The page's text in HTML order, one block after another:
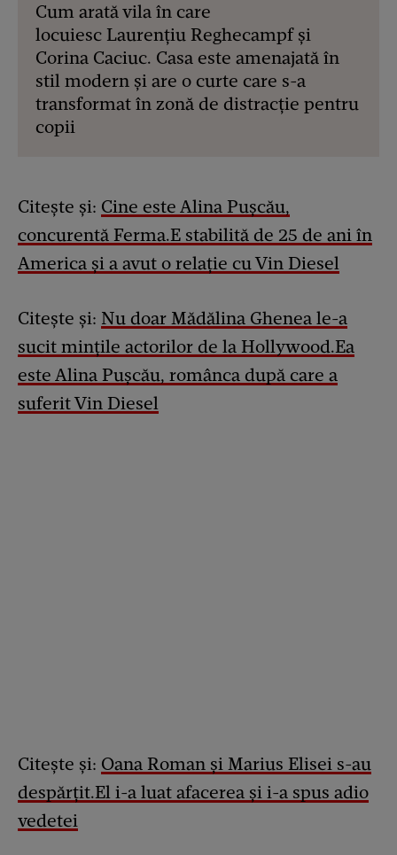
Cum arată vila în care
locuiesc Laurențiu Reghecampf și
Corina Caciuc. Casa este amenajată în
stil modern și are o curte care s-a
transformat în zonă de distracție pentru
copii
Citește și: Cine este Alina Pușcău,
concurentă Ferma.E stabilită de 25 de ani în
America și a avut o relație cu Vin Diesel
Citește și: Nu doar Mădălina Ghenea le-a
sucit mințile actorilor de la Hollywood.Ea
este Alina Pușcău, românca după care a
suferit Vin Diesel
Citește și: Oana Roman și Marius Elisei s-au
despărțit.El i-a luat afacerea și i-a spus adio
vedetei